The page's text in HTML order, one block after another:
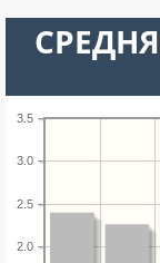
2.0
2.5
3.0
3.5